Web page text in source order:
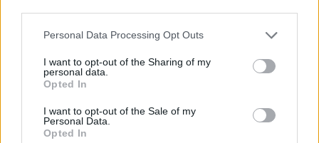
rechazar tal procesamiento. Puede cambiar sus preferencias
a este sitio y haciendo clic en el botón "Privacidad" en la
parte inferior de la página web.
Please note that this website/app uses one or more Google
services and may gather and store information including but
not limited to your visit or usage behaviour. You may click to
Personal Data Processing Opt Outs
I want to opt-out of the Sharing of my
personal data.
Opted In
I want to opt-out of the Sale of my
Personal Data.
Opted In
Dónde viajar en 2026
Los destinos que todos van a querer visitar el
próximo año